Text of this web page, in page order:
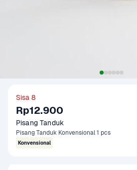
Sisa 8
Rp12.900
Pisang Tanduk
Pisang Tanduk Konvensional 1 pcs
Konvensional